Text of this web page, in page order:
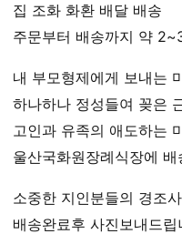
집 조화 화환 배달 배송
주문부터 배송까지 약
내 부모형제에게 보내는
하나하나 정성들여 꽂은
고인과 유족의 애도하는
울산국화원장례식장에
소중한 지인분들의 경조
배송완료후 사진보내드립